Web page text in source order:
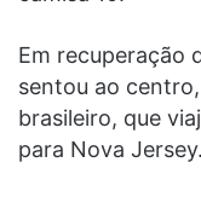
Em recuperação
sentou ao
brasileiro, que
para Nova Jersey.